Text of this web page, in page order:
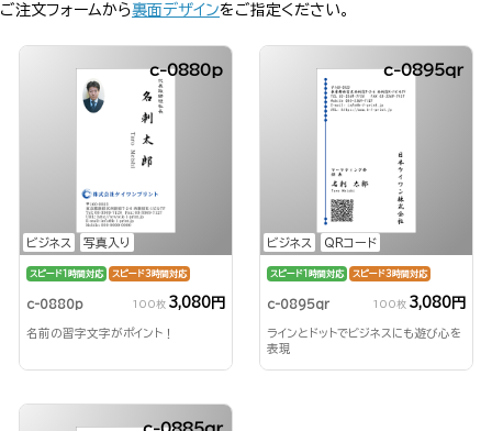
ご注文フォームから裏面デザインをご指定ください。
ビジネス 写真入り
c-0880p
スピード1時間対応 スピード3時間対応
c-0880p 100枚 3,080円
名前の習字文字がポイント！
ビジネス QRコード
c-0895qr
スピード1時間対応 スピード3時間対応
c-0895qr 100枚 3,080円
ラインとドットでビジネスにも遊び心を
表現